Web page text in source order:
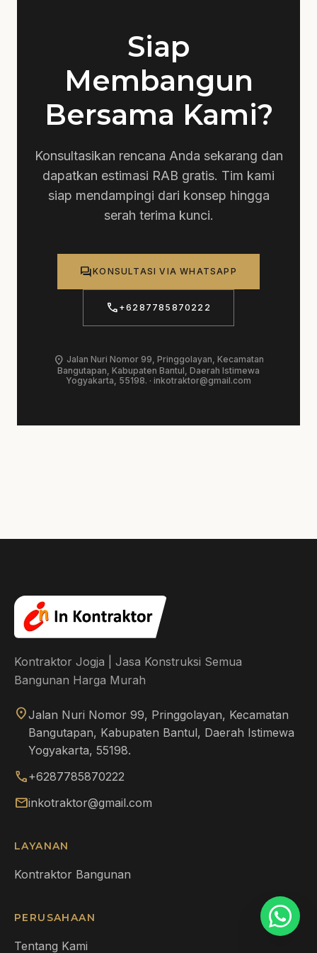
Siap
Membangun
Bersama Kami?
Konsultasikan rencana Anda sekarang dan
dapatkan estimasi RAB gratis. Tim kami
siap mendampingi dari konsep hingga
serah terima kunci.
forumKONSULTASI VIA WHATSAPP
call +6287785870222
location_on Jalan Nuri Nomor 99, Pringgolayan, Kecamatan
Bangutapan, Kabupaten Bantul, Daerah Istimewa
Yogyakarta, 55198. · inkotraktor@gmail.com
Kontraktor Jogja | Jasa Konstruksi Semua
Bangunan Harga Murah
location_onJalan Nuri Nomor 99, Pringgolayan, Kecamatan
Bangutapan, Kabupaten Bantul, Daerah Istimewa
Yogyakarta, 55198.
call+6287785870222
mailinkotraktor@gmail.com
LAYANAN
Kontraktor Bangunan
PERUSAHAAN
Tentang Kami